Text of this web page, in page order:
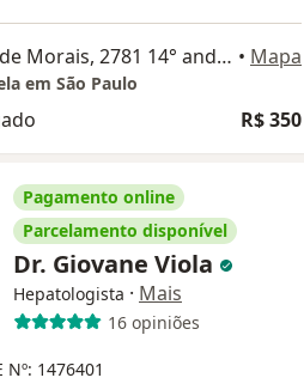
Rua Domingos de Morais, 2781 14° andar, São Paulo • Mapa
em São Paulo
R$ 350
Pagamento online
Parcelamento disponível
Dr. Giovane Viola
Hepatologista · Mais
16 opiniões
Nº: 1476401